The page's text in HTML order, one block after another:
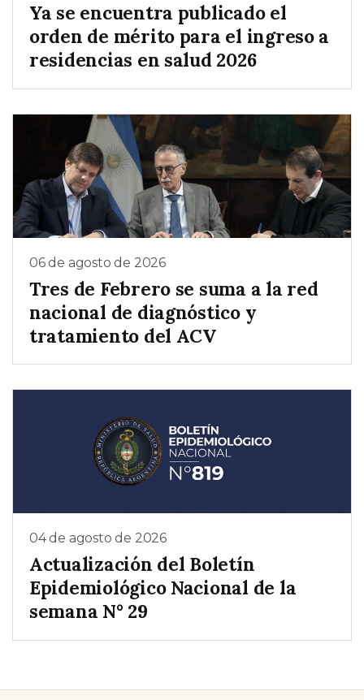
Ya se encuentra publicado el
orden de mérito para el ingreso a
residencias en salud 2026
06 de agosto de 2026
Tres de Febrero se suma a la red
nacional de diagnóstico y
tratamiento del ACV
04 de agosto de 2026
Actualización del Boletín
Epidemiológico Nacional de la
semana N° 29